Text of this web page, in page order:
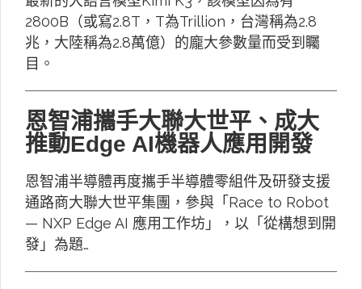
2800B（或寫2.8T，T為Trillion，台灣稱為2.8
兆，大陸稱為2.8萬億）的龐大參數量而受到矚
目。
恩智浦攜手大聯大世平、成大
推動Edge AI機器人應用開發
恩智浦半導體再度攜手半導體零組件及研發支援
通路商大聯大世平集團，參與「Race to Robot
— NXP Edge AI 應用工作坊」，以「從構想到開
發」為題…